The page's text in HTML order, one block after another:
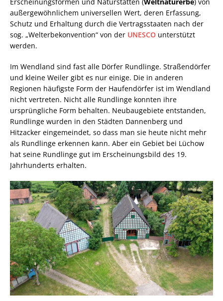
außergewöhnlichem universellen Wert, deren Erfassung,
Schutz und Erhaltung durch die Vertragsstaaten nach der
sog. „Welterbekonvention“ von der UNESCO unterstützt
werden.
Im Wendland sind fast alle Dörfer Rundlinge. Straßendörfer
und kleine Weiler gibt es nur einige. Die in anderen
Regionen häufigste Form der Haufendörfer ist im Wendland
nicht vertreten. Nicht alle Rundlinge konnten ihre
ursprüngliche Form behalten. Neubaugebiete entstanden,
Rundlinge wurden in den Städten Dannenberg und
Hitzacker eingemeindet, so dass man sie heute nicht mehr
als Rundlinge erkennen kann. Aber ein Gebiet bei Lüchow
hat seine Rundlinge gut im Erscheinungsbild des 19.
Jahrhunderts erhalten.